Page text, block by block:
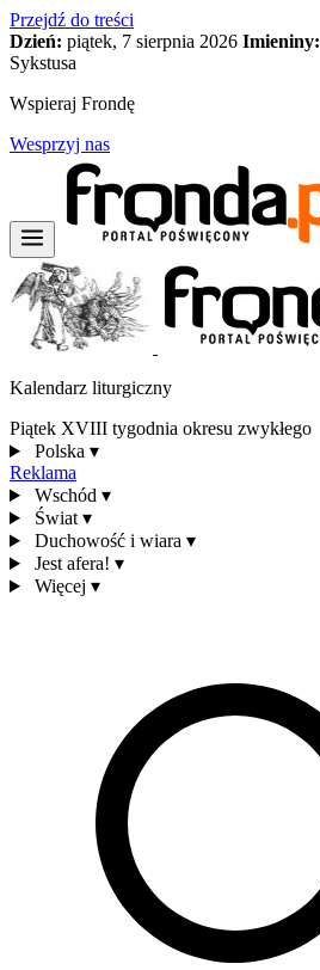
Przejdź do treści
Dzień: piątek, 7 sierpnia 2026 Imieniny:
Sykstusa
Wspieraj Frondę
Wesprzyj nas
Kalendarz liturgiczny
Piątek XVIII tygodnia okresu zwykłego
Polska ▾
Reklama
Wschód ▾
Świat ▾
Duchowość i wiara ▾
Jest afera! ▾
Więcej ▾